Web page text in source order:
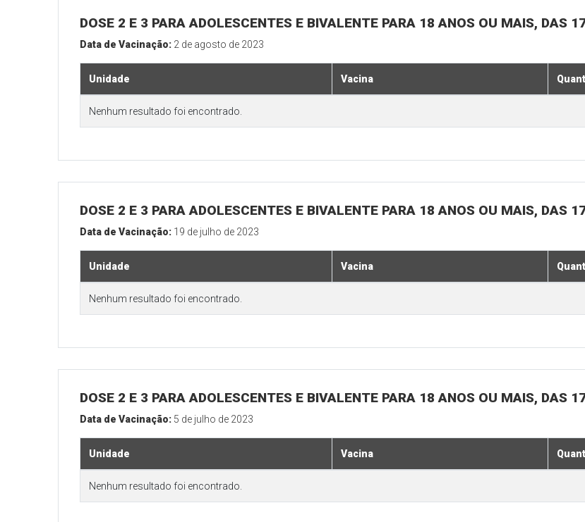
DOSE 2 E 3 PARA ADOLESCENTES E BIVALENTE PARA 18 ANOS OU MAIS, DAS
Data de Vacinação: 2 de agosto de 2023
Unidade Vacina
Nenhum resultado foi encontrado.
DOSE 2 E 3 PARA ADOLESCENTES E BIVALENTE PARA 18 ANOS OU MAIS, DAS
Data de Vacinação: 19 de julho de 2023
Unidade Vacina
Nenhum resultado foi encontrado.
DOSE 2 E 3 PARA ADOLESCENTES E BIVALENTE PARA 18 ANOS OU MAIS, DAS
Data de Vacinação: 5 de julho de 2023
Unidade Vacina
Nenhum resultado foi encontrado.